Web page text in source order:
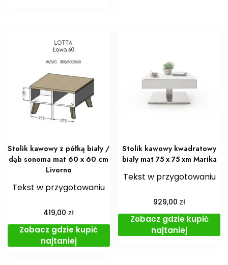
Stolik kawowy z półką biały /
dąb sonoma mat 60 x 60 cm
Livorno
Tekst w przygotowaniu
419,00zł
Zobacz gdzie kupić
najtaniej
Stolik kawowy kwadratowy
biały mat 75 x 75 xm Marika
Tekst w przygotowaniu
929,00zł
Zobacz gdzie kupić
najtaniej